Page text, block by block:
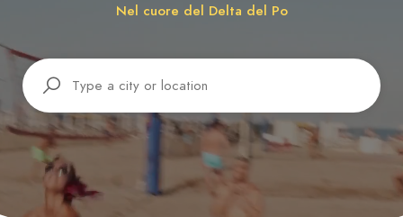
Nel cuore del Delta del Po